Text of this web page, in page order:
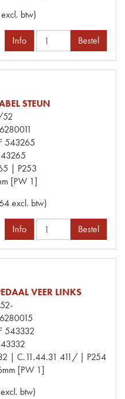
btw)
Info Bestel
STEUN
52
6280011
543265
| P253
[PW 1]
excl. btw)
Info Bestel
VEER LINKS
6280015
543332
| C.11.44.31 411/ | P254
[PW 1]
btw)